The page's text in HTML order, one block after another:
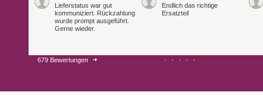
Lieferstatus war gut
kommuniziert. Rückzahlung
wurde prompt ausgeführt.
Gerne wieder.
Endlich das richtige
Ersatzteil
29.07.26
679 Bewertungen